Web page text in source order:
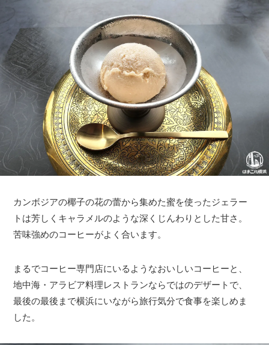
カンボジアの椰子の花の蕾から集めた蜜を使ったジェラー
トは芳しくキャラメルのような深くじんわりとした甘さ。
苦味強めのコーヒーがよく合います。
まるでコーヒー専門店にいるようなおいしいコーヒーと、
地中海・アラビア料理レストランならではのデザートで、
最後の最後まで横浜にいながら旅行気分で食事を楽しめま
した。